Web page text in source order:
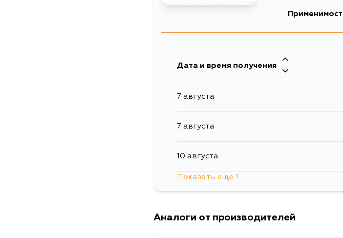
Описание
Дата и время получения
7 августа
7 августа
10 августа
Показать еще 1
Аналоги от производителей